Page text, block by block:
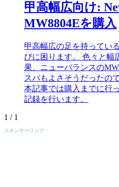
甲高幅広向け:
MW8804Eを購入
甲高幅広の足を持ってい
びに困ります。 色々と幅
果、ニューバランスの
スパもよさそうだったの
本記事では購入までに行
記録を行います。
1 / 1
スポンサーリンク